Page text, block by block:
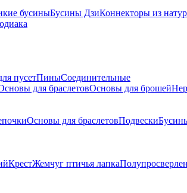
бусиныБусины ДзиКоннекторы из
пусетПиныСоединительные
для браслетовОсновы для брошей
Основы для браслетовПодвески
КрестЖемчуг птичья лапка